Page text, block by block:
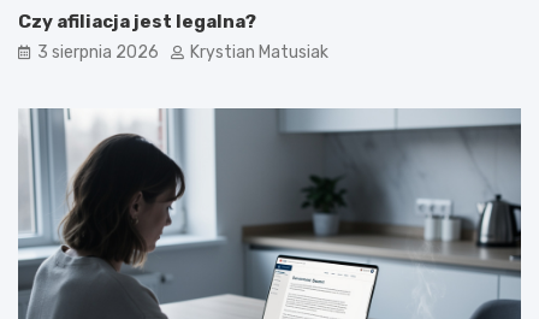
Czy afiliacja jest legalna?
3 sierpnia 2026 Krystian Matusiak